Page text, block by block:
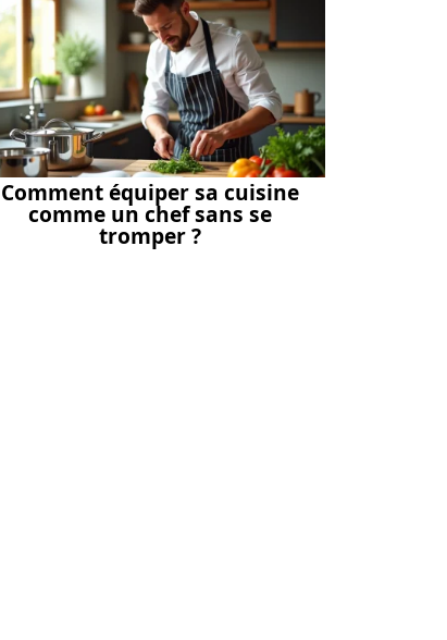
Comment équiper sa cuisine
comme un chef sans se
tromper ?